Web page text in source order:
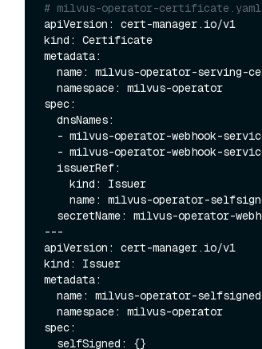
# milvus-operator-certificate.yaml
apiVersion: cert-manager.io/v1
kind: Certificate
metadata:
spec:
---
apiVersion: cert-manager.io/v1
kind: Issuer
metadata:
spec: